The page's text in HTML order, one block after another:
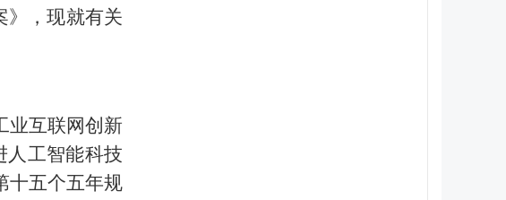
》，现就有关
业互联网创新
人工智能科技
十五个五年规